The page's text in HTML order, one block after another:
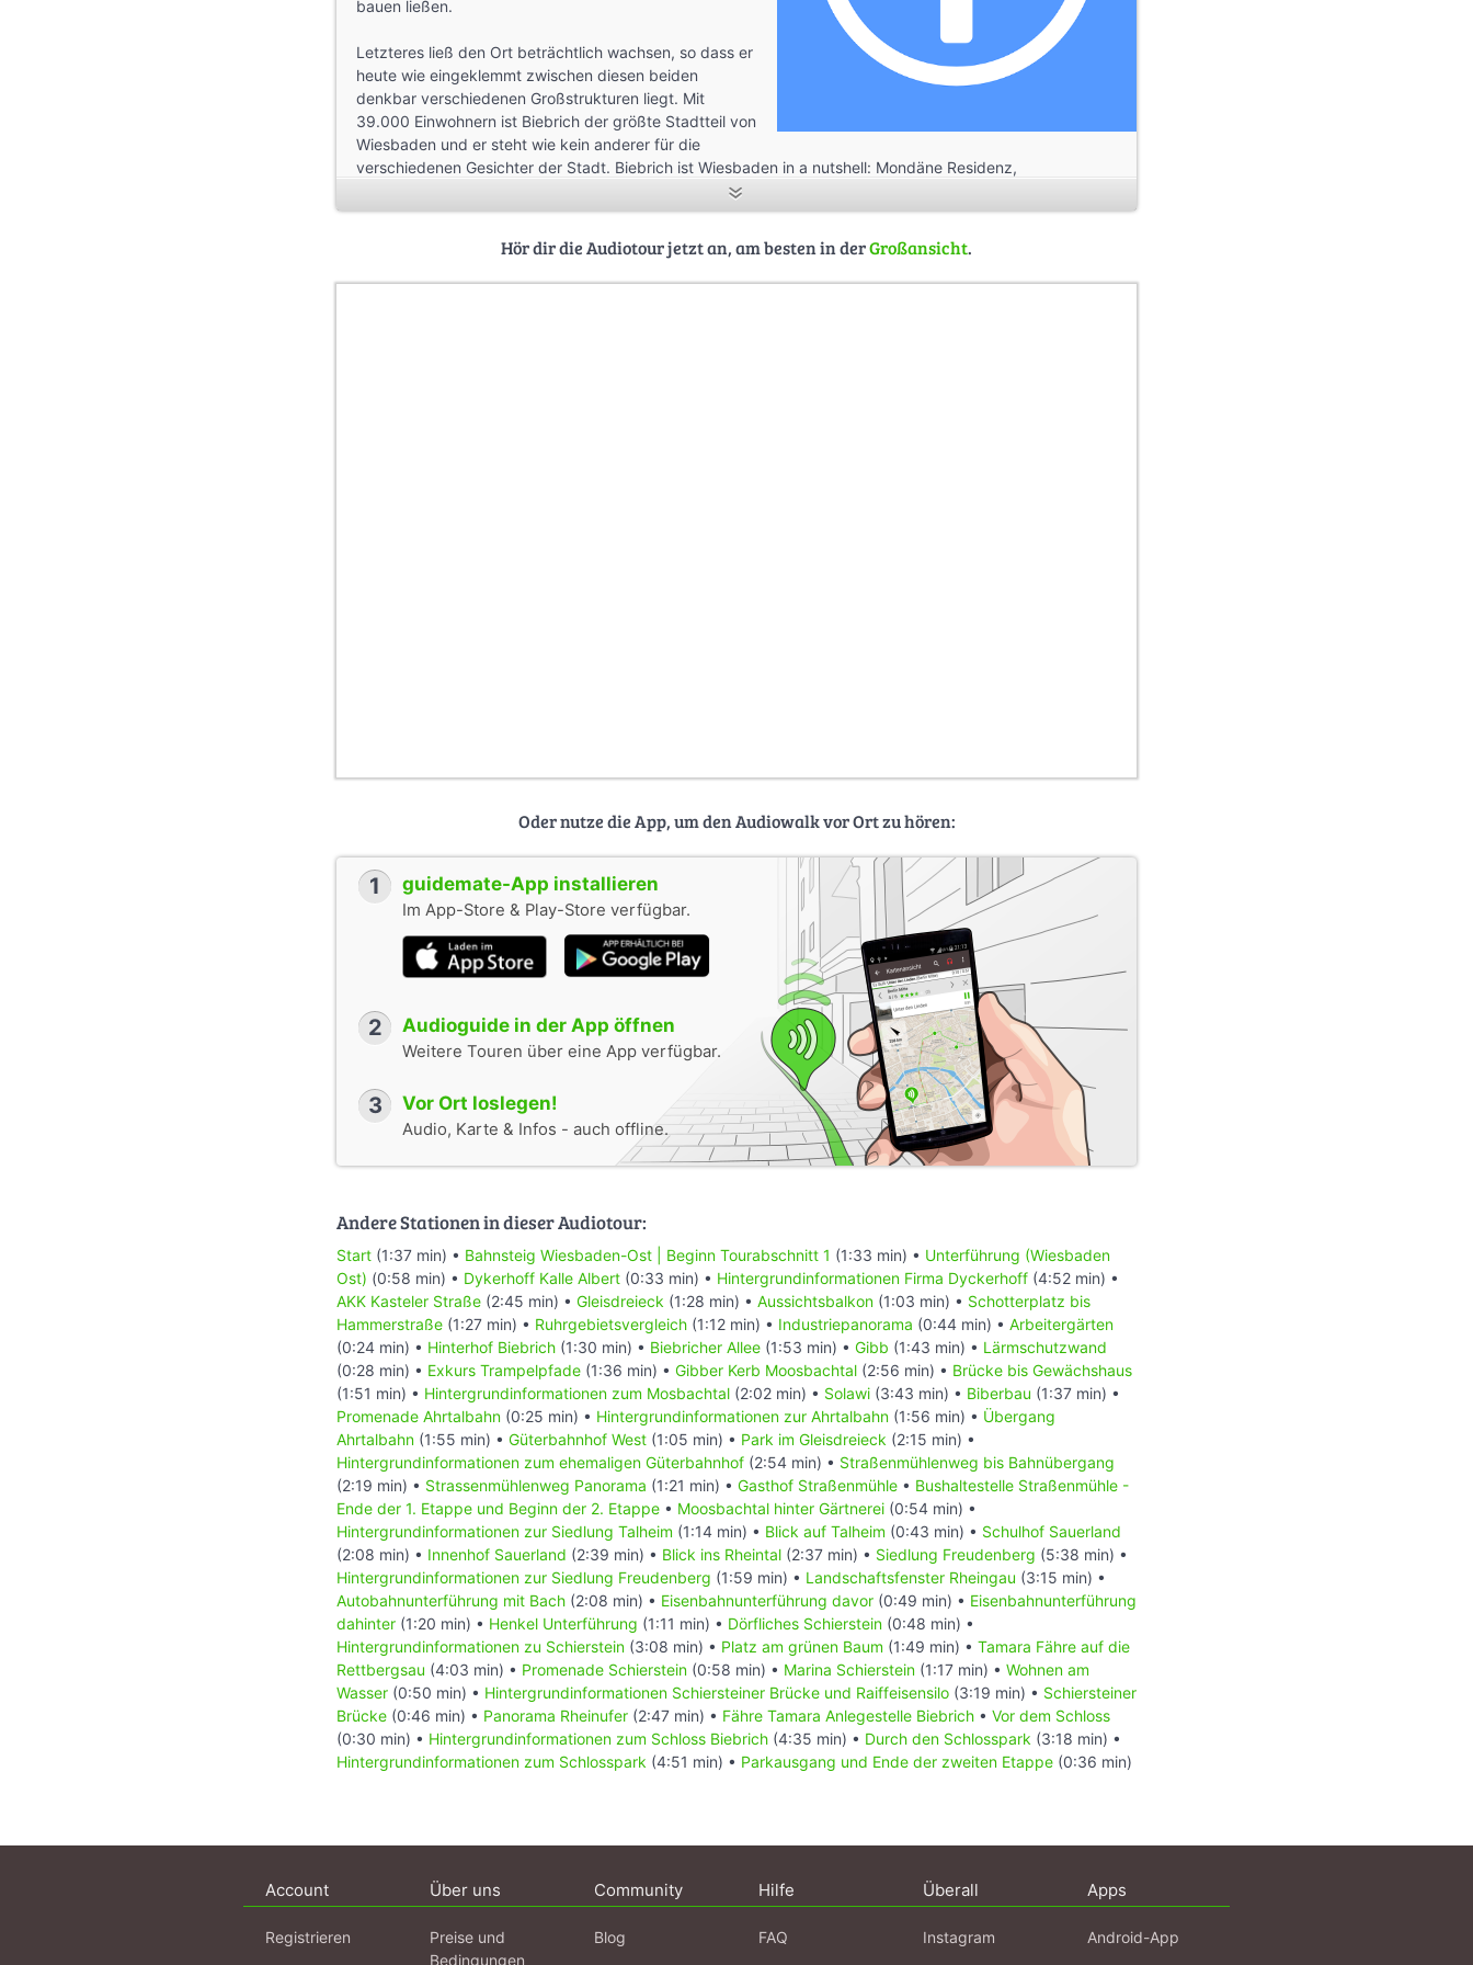
bauen ließen.
Letzteres ließ den Ort beträchtlich wachsen, so dass er
heute wie eingeklemmt zwischen diesen beiden
denkbar verschiedenen Großstrukturen liegt. Mit
39.000 Einwohnern ist Biebrich der größte Stadtteil von
Wiesbaden und er steht wie kein anderer für die
verschiedenen Gesichter der Stadt. Biebrich ist Wiesbaden in a nutshell: Mondäne Residenz,
beschauliches Dorf, Industrie- und Arbeiterstadt – es fehlt: der Kurort.
Schloss hatte bauen lassen (fortan pendelte er auf der ebenfalls frisch angelegten Biebricher Allee hin und
her). Auf der anderen Seite von Biebrich wuchsen die Fabriken in immer größere Dimensionen. In den
Hör dir die Audiotour jetzt an, am besten in derGroßansicht.
Oder nutze die App, um den Audiowalk vor Ort zu hören:
1 guidemate-App installieren
Im App-Store & Play-Store verfügbar.
2 Audioguide in der App öffnen
Weitere Touren über eine App verfügbar.
3 Vor Ort loslegen!
Audio, Karte & Infos - auch offline.
Andere Stationen in dieser Audiotour:
Start (1:37 min) • Bahnsteig Wiesbaden-Ost | Beginn Tourabschnitt 1 (1:33 min) • Unterführung (Wiesbaden
Ost) (0:58 min) • Dykerhoff Kalle Albert (0:33 min) • Hintergrundinformationen Firma Dyckerhoff (4:52 min) •
AKK Kasteler Straße (2:45 min) • Gleisdreieck (1:28 min) • Aussichtsbalkon (1:03 min) • Schotterplatz bis
Hammerstraße (1:27 min) • Ruhrgebietsvergleich (1:12 min) • Industriepanorama (0:44 min) • Arbeitergärten
(0:24 min) • Hinterhof Biebrich (1:30 min) • Biebricher Allee (1:53 min) • Gibb (1:43 min) • Lärmschutzwand
(0:28 min) • Exkurs Trampelpfade (1:36 min) • Gibber Kerb Moosbachtal (2:56 min) • Brücke bis Gewächshaus
(1:51 min) • Hintergrundinformationen zum Mosbachtal (2:02 min) • Solawi (3:43 min) • Biberbau (1:37 min) •
Promenade Ahrtalbahn (0:25 min) • Hintergrundinformationen zur Ahrtalbahn (1:56 min) • Übergang
Ahrtalbahn (1:55 min) • Güterbahnhof West (1:05 min) • Park im Gleisdreieck (2:15 min) •
Hintergrundinformationen zum ehemaligen Güterbahnhof (2:54 min) • Straßenmühlenweg bis Bahnübergang
(2:19 min) • Strassenmühlenweg Panorama (1:21 min) • Gasthof Straßenmühle • Bushaltestelle Straßenmühle -
Ende der 1. Etappe und Beginn der 2. Etappe • Moosbachtal hinter Gärtnerei (0:54 min) •
Hintergrundinformationen zur Siedlung Talheim (1:14 min) • Blick auf Talheim (0:43 min) • Schulhof Sauerland
(2:08 min) • Innenhof Sauerland (2:39 min) • Blick ins Rheintal (2:37 min) • Siedlung Freudenberg (5:38 min) •
Hintergrundinformationen zur Siedlung Freudenberg (1:59 min) • Landschaftsfenster Rheingau (3:15 min) •
Autobahnunterführung mit Bach (2:08 min) • Eisenbahnunterführung davor (0:49 min) • Eisenbahnunterführung
dahinter (1:20 min) • Henkel Unterführung (1:11 min) • Dörfliches Schierstein (0:48 min) •
Hintergrundinformationen zu Schierstein (3:08 min) • Platz am grünen Baum (1:49 min) • Tamara Fähre auf die
Rettbergsau (4:03 min) • Promenade Schierstein (0:58 min) • Marina Schierstein (1:17 min) • Wohnen am
Wasser (0:50 min) • Hintergrundinformationen Schiersteiner Brücke und Raiffeisensilo (3:19 min) • Schiersteiner
Brücke (0:46 min) • Panorama Rheinufer (2:47 min) • Fähre Tamara Anlegestelle Biebrich • Vor dem Schloss
(0:30 min) • Hintergrundinformationen zum Schloss Biebrich (4:35 min) • Durch den Schlosspark (3:18 min) •
Hintergrundinformationen zum Schlosspark (4:51 min) • Parkausgang und Ende der zweiten Etappe (0:36 min)
Account
Registrieren
Über uns
Preise und
Bedingungen
Community
Blog
Hilfe
FAQ
Überall
Instagram
Apps
Android-App